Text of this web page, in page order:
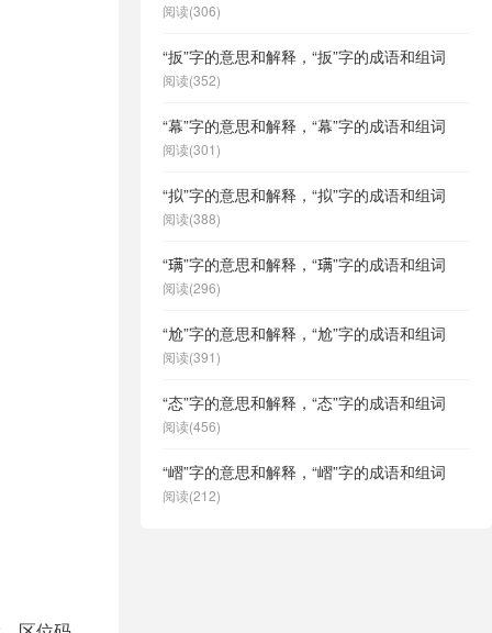
阅读(306)
“扳”字的意思和解释，“扳”字的成语和组词
阅读(352)
“幕”字的意思和解释，“幕”字的成语和组词
阅读(301)
“拟”字的意思和解释，“拟”字的成语和组词
阅读(388)
“𫞩”字的意思和解释，“𫞩”字的成语和组词
阅读(296)
“尬”字的意思和解释，“尬”字的成语和组词
阅读(391)
“态”字的意思和解释，“态”字的成语和组词
阅读(456)
“嶍”字的意思和解释，“嶍”字的成语和组词
阅读(212)